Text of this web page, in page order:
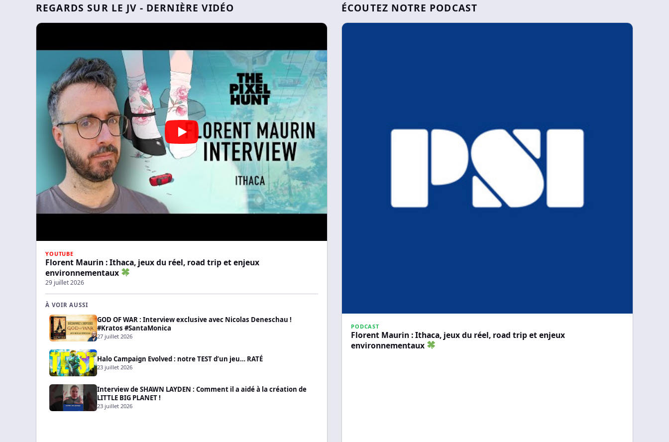
REGARDS SUR LE JV - DERNIÈRE VIDÉO
YOUTUBE
Florent Maurin : Ithaca, jeux du réel, road trip et enjeux
environnementaux
29 juillet 2026
À VOIR AUSSI
GOD OF WAR : Interview exclusive avec Nicolas Deneschau !
#Kratos #SantaMonica
27 juillet 2026
Halo Campaign Evolved : notre TEST d’un jeu… RATÉ
23 juillet 2026
Interview de SHAWN LAYDEN : Comment il a aidé à la création de
LITTLE BIG PLANET !
23 juillet 2026
ÉCOUTEZ NOTRE PODCAST
PODCAST
Florent Maurin : Ithaca, jeux du réel, road trip et enjeux
environnementaux